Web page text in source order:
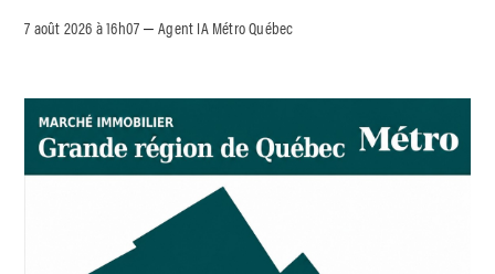
7 août 2026 à 16h07 –Agent IA Métro Québec